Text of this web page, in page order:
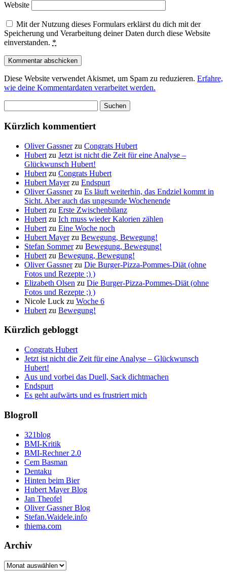
Website
Mit der Nutzung dieses Formulars erklärst du dich mit der
Speicherung und Verarbeitung deiner Daten durch diese Website
einverstanden. *
Diese Website verwendet Akismet, um Spam zu reduzieren. Erfahre,
wie deine Kommentardaten verarbeitet werden.
nach:
Kürzlich kommentiert
Oliver Gassnerzu Congrats Hubert
Hubert zu Jetzt ist nicht die Zeit für eine Analyse –
Glückwunsch Hubert!
Hubert zu Congrats Hubert
Hubert Mayerzu Endspurt
Oliver Gassnerzu Es läuft weiterhin, das Endziel kommt in
Sicht. Aber auch das ungesunde Wochenende
Hubert zu Erste Zwischenbilanz
Hubert zu Ich muss wieder Kalorien zählen
Hubert zu Eine Woche noch
Hubert Mayerzu Bewegung, Bewegung!
Stefan Sommerzu Bewegung, Bewegung!
Hubert zu Bewegung, Bewegung!
Oliver Gassnerzu Die Burger-Pizza-Pommes-Diät (ohne
Fotos und Rezepte ;) )
Elizabeth Olsen zu Die Burger-Pizza-Pommes-Diät (ohne
Fotos und Rezepte ;) )
Nicole Luck zu Woche 6
Hubert zu Bewegung!
Kürzlich gebloggt
Congrats Hubert
Jetzt ist nicht die Zeit für eine Analyse – Glückwunsch
Hubert!
Aus und vorbei das Duell, Sack dichtmachen
Endspurt
Es geht aufwärts und es frustriert mich
Blogroll
321blog
BMI-Kritik
BMI-Rechner 2.0
Cem Basman
Dentaku
Hinten beim Bier
Hubert Mayer Blog
Jan Theofel
Oliver Gassner Blog
Stefan.Waidele.info
thiema.com
Archiv
Archiv